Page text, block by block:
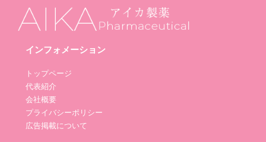
インフォメーション
トップページ
代表紹介
会社概要
プライバシーポリシー
広告掲載について